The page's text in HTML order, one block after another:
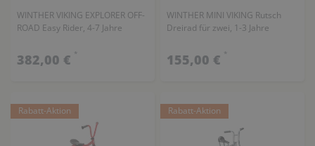
WINTHER VIKING EXPLORER OFF-
ROAD Easy Rider, 4-7 Jahre
382,00 € *
WINTHER MINI VIKING Rutsch
Dreirad für zwei, 1-3 Jahre
155,00 € *
Rabatt-Aktion Rabatt-Aktion